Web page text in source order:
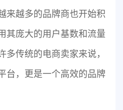
来越多的品牌商也开始积
其庞大的用户基数和流量
多传统的电商卖家来说，
台，更是一个高效的品牌